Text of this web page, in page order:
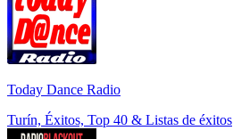
Today Dance Radio
Turín, Éxitos, Top 40 & Listas de éxitos